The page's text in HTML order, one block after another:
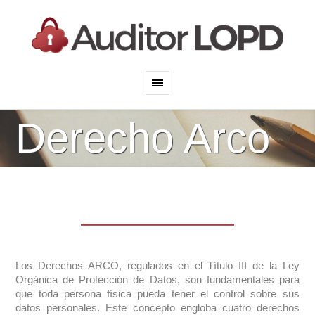
Derecho Arco
Los Derechos ARCO, regulados en el Título III de la Ley
Orgánica de Protección de Datos, son fundamentales para
que toda persona física pueda tener el control sobre sus
datos personales. Este concepto engloba cuatro derechos